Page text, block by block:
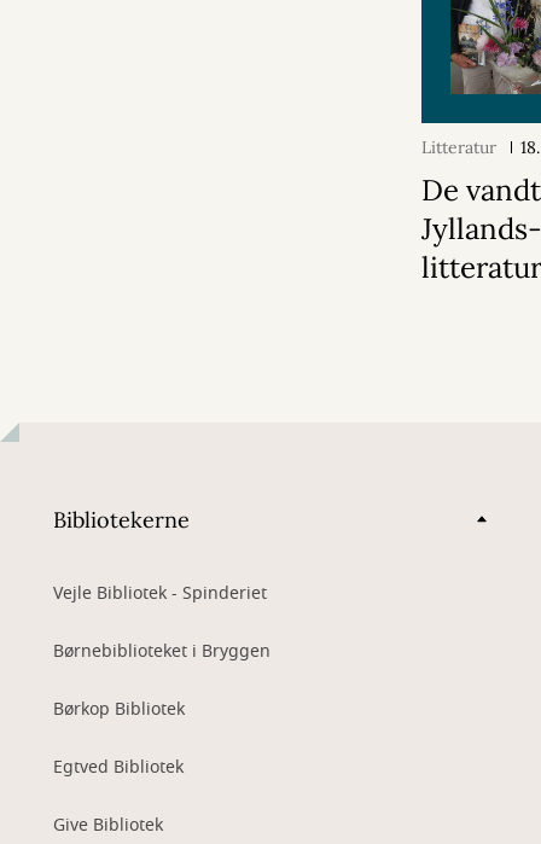
Litteratur
De vandt
Bibliotekerne
Vejle Bibliotek - Spinderiet
Børnebiblioteket i Bryggen
Børkop Bibliotek
Egtved Bibliotek
Give Bibliotek